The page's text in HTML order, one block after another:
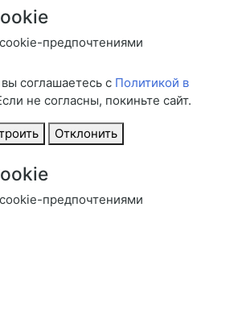
предпочтениями
соглашаетесь с Политикой в
не согласны, покиньте сайт.
Отклонить
предпочтениями